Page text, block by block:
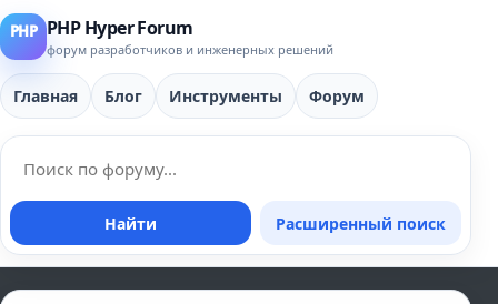
PHP Hyper Forum
форум разработчиков и инженерных решений
Главная Блог Инструменты Форум
Найти Расширенный поиск